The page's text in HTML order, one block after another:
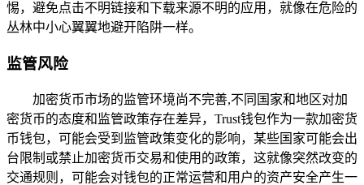
惕，避免点击不明链接和下载来源不明的应用，就像在危险的
丛林中小心翼翼地避开陷阱一样。
监管风险
加密货币市场的监管环境尚不完善,不同国家和地区对加
密货币的态度和监管政策存在差异，Trust钱包作为一款加密货
币钱包，可能会受到监管政策变化的影响，某些国家可能会出
台限制或禁止加密货币交易和使用的政策，这就像突然改变的
交通规则，可能会对钱包的正常运营和用户的资产安全产生一